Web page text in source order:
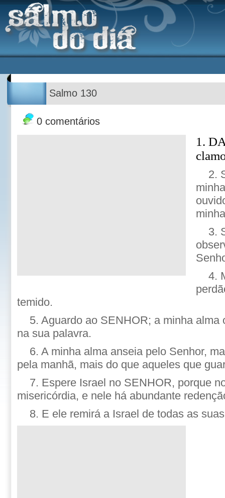
Salmo 130
0 comentários
1.
2.
3.
4.
temido.
5. Aguardo ao SENHOR; a minha alma
na sua palavra.
6. A minha alma anseia pelo Senhor,
pela manhã, mais do que aqueles que
7. Espere Israel no SENHOR, porque
misericórdia, e nele há abundante
8. E ele remirá a Israel de todas as